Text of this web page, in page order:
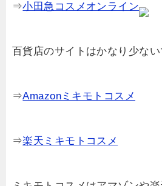
⇒小田急コスメオンライン
百貨店のサイトはかなり少ない
⇒Amazonミキモトコスメ
⇒楽天ミキモトコスメ